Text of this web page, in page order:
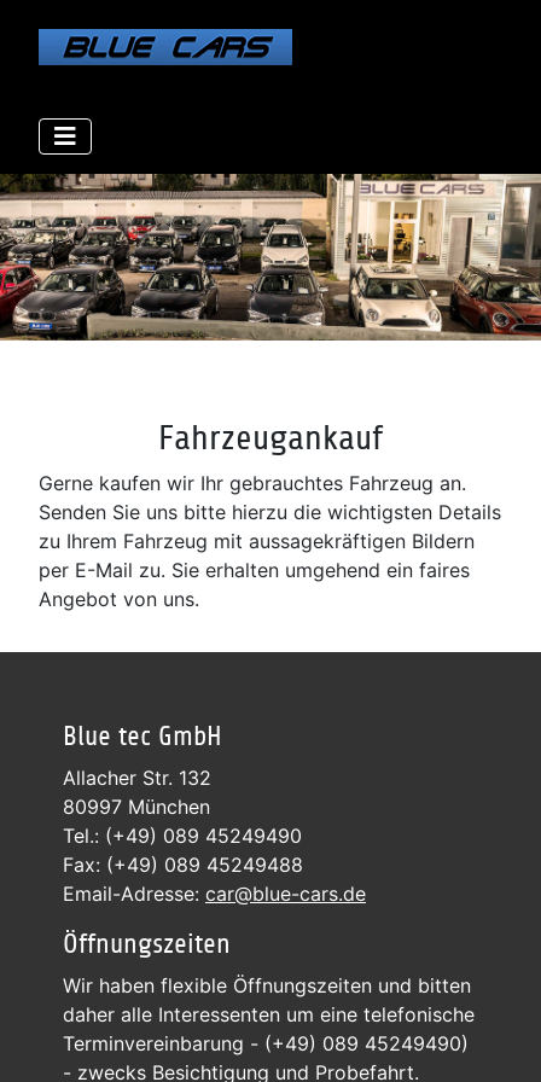
Fahrzeugankauf
Gerne kaufen wir Ihr gebrauchtes Fahrzeug an.
Senden Sie uns bitte hierzu die wichtigsten Details
zu Ihrem Fahrzeug mit aussagekräftigen Bildern
per E-Mail zu. Sie erhalten umgehend ein faires
Angebot von uns.
Blue tec GmbH
Allacher Str. 132
80997 München
Tel.: (+49) 089 45249490
Fax: (+49) 089 45249488
Email-Adresse: car@blue-cars.de
Öffnungszeiten
Wir haben flexible Öffnungszeiten und bitten
daher alle Interessenten um eine telefonische
Terminvereinbarung - (+49) 089 45249490)
- zwecks Besichtigung und Probefahrt.